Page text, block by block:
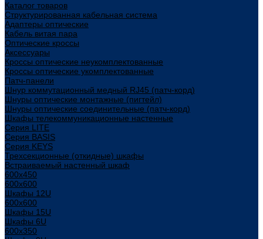
Каталог товаров
Структурированная кабельная система
Адаптеры оптические
Кабель витая пара
Оптические кроссы
Аксессуары
Кроссы оптические неукомплектованные
Кроссы оптические укомплектованные
Патч-панели
Шнур коммутационный медный RJ45 (патч-корд)
Шнуры оптические монтажные (пигтейл)
Шнуры оптические соединительные (патч-корд)
Шкафы телекоммуникационные настенные
Cерия LITE
Cерия BASIS
Cерия KEYS
Трехсекционные (откидные) шкафы
Встраиваемый настенный шкаф
600x450
600x600
Шкафы 12U
600x600
Шкафы 15U
Шкафы 6U
600x350